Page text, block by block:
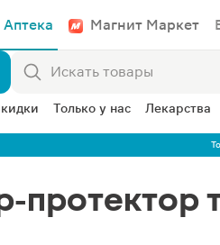
Аптека Магнит Маркет
Только у нас Лекарства
протектор